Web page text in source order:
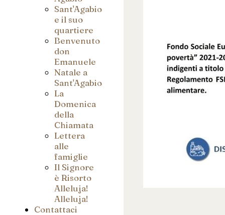
Sant'Agabio
e il suo
quartiere
Benvenuto
don
Emanuele
Natale a
Sant'Agabio
La
Domenica
della
Chiamata
Lettera
alle
famiglie
Il Signore
è Risorto
Alleluja!
Alleluja!
Contattaci